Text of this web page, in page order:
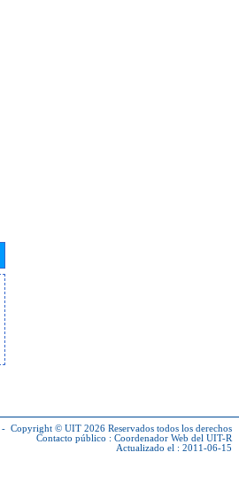
- Copyright © UIT 2026 Reservados todos los derechos
Contacto público : Coordenador Web del UIT-R
Actualizado el : 2011-06-15